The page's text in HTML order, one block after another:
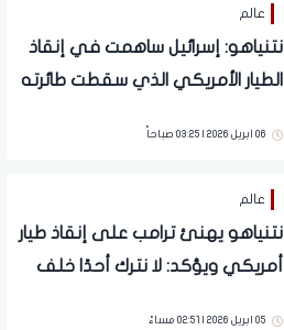
عالم
نتنياهو: إسرائيل ساهمت في إنقاذ
الطيار الأمريكي الذي سقطت طائرته
06 ابريل 2026 | 03:25 صباحاً
عالم
نتنياهو يهنئ ترامب على إنقاذ طيار
أمريكي ويؤكد: لا نترك أحدًا خلف
05 ابريل 2026 | 02:51 مساءً